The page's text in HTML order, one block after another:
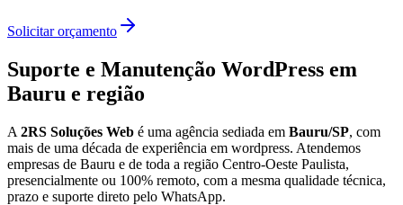
Solicitar orçamento
Suporte e Manutenção WordPress em
Bauru e região
A 2RS Soluções Web é uma agência sediada em Bauru/SP, com
mais de uma década de experiência em wordpress. Atendemos
empresas de Bauru e de toda a região Centro-Oeste Paulista,
presencialmente ou 100% remoto, com a mesma qualidade técnica,
prazo e suporte direto pelo WhatsApp.